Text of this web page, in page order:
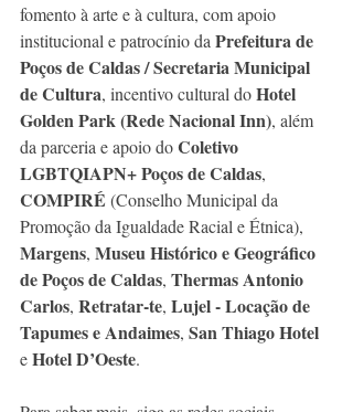
fomento à arte e à cultura, com apoio
institucional e patrocínio da Prefeitura de
Poços de Caldas / Secretaria Municipal
de Cultura, incentivo cultural do Hotel
Golden Park (Rede Nacional Inn), além
da parceria e apoio do Coletivo
LGBTQIAPN+ Poços de Caldas,
COMPIRÉ (Conselho Municipal da
Promoção da Igualdade Racial e Étnica),
Margens, Museu Histórico e Geográfico
de Poços de Caldas, Thermas Antonio
Carlos, Retratar-te, Lujel - Locação de
Tapumes e Andaimes, San Thiago Hotel
e Hotel D’Oeste.